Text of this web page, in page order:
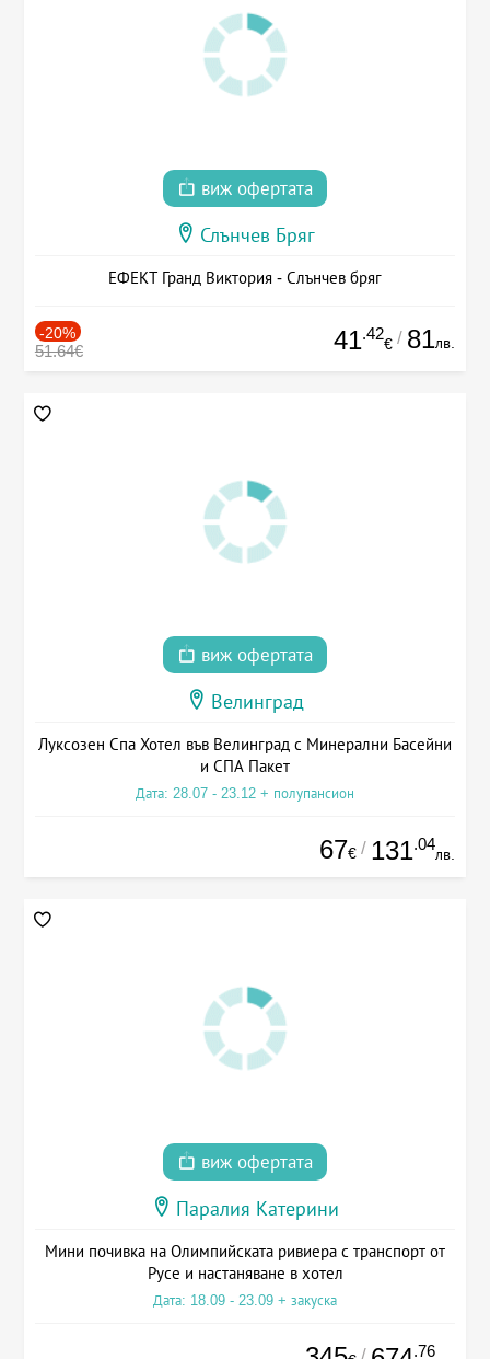
виж офертата
Слънчев Бряг
ЕФЕКТ Гранд Виктория - Слънчев бряг
-20%
51.64€ 41.42
€ / 81лв.
виж офертата
Велинград
Луксозен Спа Хотел във Велинград с Минерални Басейни
и СПА Пакет
Дата: 28.07 - 23.12 + полупансион
67€ / 131.04
лв.
виж офертата
Паралия Катерини
Мини почивка на Олимпийската ривиера с транспорт от
Русе и настаняване в хотел
Дата: 18.09 - 23.09 + закуска
.76